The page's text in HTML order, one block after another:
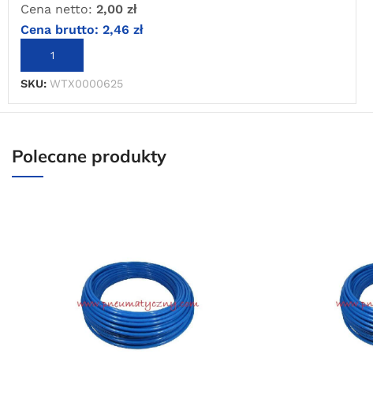
Cena netto: 2,00 zł
Cena brutto: 2,46 zł
DODAJ DO KOSZYKA
SKU: WTX0000625
Polecane produkty